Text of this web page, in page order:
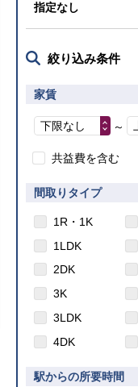
指定なし
絞り込み条件
家賃
下限なし ～
共益費を含む
間取りタイプ
1R・1K
1LDK
2DK
3K
3LDK
4DK
駅からの所要時間